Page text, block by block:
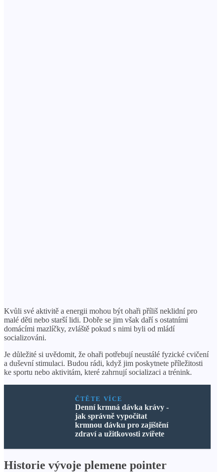
Kvůli své aktivitě a energii mohou být ohaři příliš neklidní pro
malé děti nebo starší lidi. Dobře se jim však daří s ostatními
domácími mazlíčky, zvláště pokud s nimi byli od mládí
socializováni.
Je důležité si uvědomit, že ohaři potřebují neustálé fyzické cvičení
a duševní stimulaci. Budou rádi, když jim poskytnete příležitosti
ke sportu nebo aktivitám, které zahrnují socializaci a trénink.
ČTĚTE VÍCE
Denní krmná dávka krávy -
jak správně vypočítat
krmnou dávku pro zajištění
zdraví a užitkovosti zvířete
Historie vývoje plemene pointer